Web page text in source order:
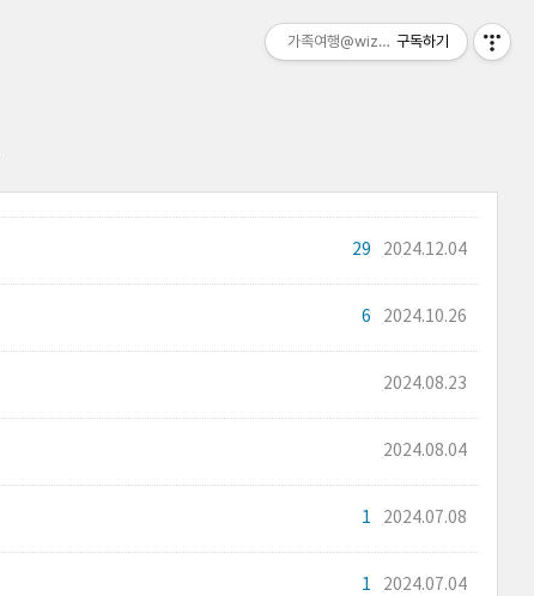
29 2024.12.04
6 2024.10.26
2024.08.23
2024.08.04
1 2024.07.08
1 2024.07.04
가족여행@wizztour구독하기